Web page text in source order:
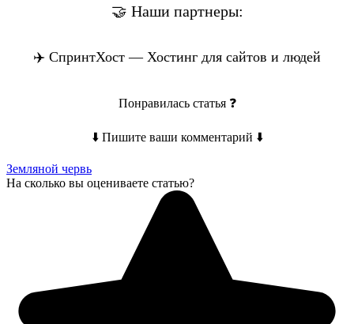
🤝 Наши партнеры:
✈️ СпринтХост — Хостинг для сайтов и людей
Понравилась статья ❓
⬇️ Пишите ваши комментарий ⬇️
Земляной червь
На сколько вы оцениваете статью?